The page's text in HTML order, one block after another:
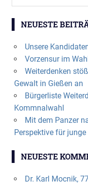
NEUESTE
Unsere
Vorzensur im
Weiterdenken
Gewalt in Gießen an
Bürgerliste
Kommnalwahl
Mit dem Panzer
Perspektive für
NEUESTE
Dr. Karl Mocnik,